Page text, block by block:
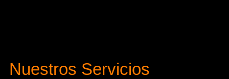
Nuestros Servicios